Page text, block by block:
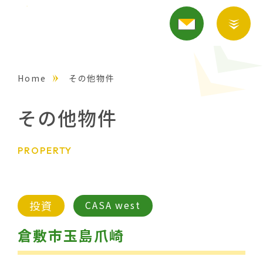
Home その他物件
その他物件
PROPERTY
投資 CASA west
倉敷市玉島爪崎